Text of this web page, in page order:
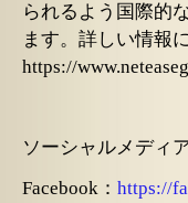
られるよう国際的
ます。詳しい情報
https://
ソーシャルメディ
Facebook：https://